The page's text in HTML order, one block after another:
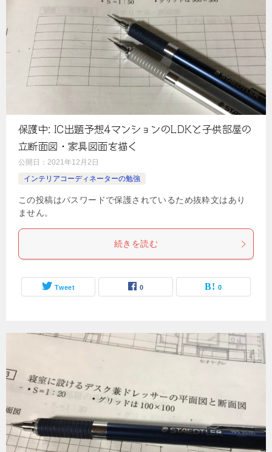
保護中: IC出題予想4マンションのLDKと子供部屋の
立断面図・家具図面を描く
公開日： 2021年12月2日
インテリアコーディネーターの勉強
この投稿はパスワードで保護されているため抜粋文はあり
ません。
続きを読む
Tweet 0 0